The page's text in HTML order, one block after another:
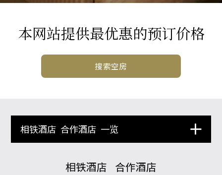
本网站提供最优惠的预订价格
搜索空房
相铁酒店 合作酒店 一览
相铁酒店 合作酒店